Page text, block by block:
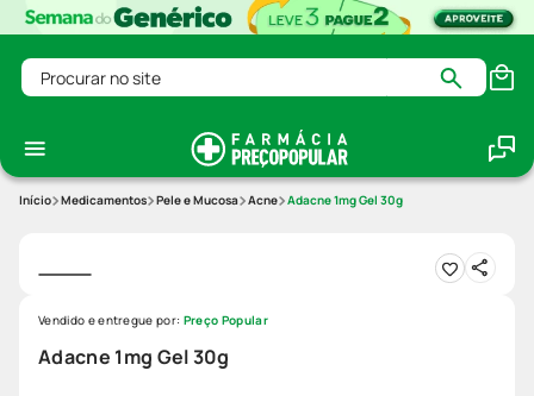
Procurar no site
Medicamentos Pele e Mucosa Acne Adacne 1mg Gel 30g
Adacne 1mg Gel 30g
Vendido e entregue por: Preço Popular